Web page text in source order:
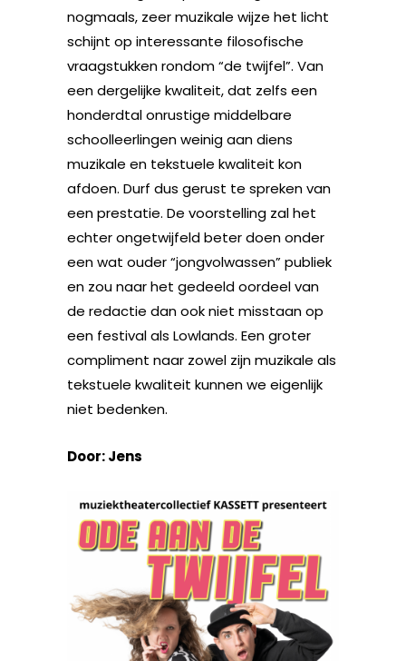
nogmaals, zeer muzikale wijze het licht
schijnt op interessante filosofische
vraagstukken rondom “de twijfel”. Van
een dergelijke kwaliteit, dat zelfs een
honderdtal onrustige middelbare
schoolleerlingen weinig aan diens
muzikale en tekstuele kwaliteit kon
afdoen. Durf dus gerust te spreken van
een prestatie. De voorstelling zal het
echter ongetwijfeld beter doen onder
een wat ouder “jongvolwassen” publiek
en zou naar het gedeeld oordeel van
de redactie dan ook niet misstaan op
een festival als Lowlands. Een groter
compliment naar zowel zijn muzikale als
tekstuele kwaliteit kunnen we eigenlijk
niet bedenken.
Door: Jens